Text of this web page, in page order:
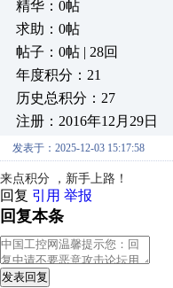
精华：0帖
求助：0帖
帖子：0帖 | 28回
年度积分：21
历史总积分：27
注册：2016年12月29日
发表于：2025-12-03 15:17:58
来点积分 ，新手上路！
回复 引用 举报
回复本条
发表回复